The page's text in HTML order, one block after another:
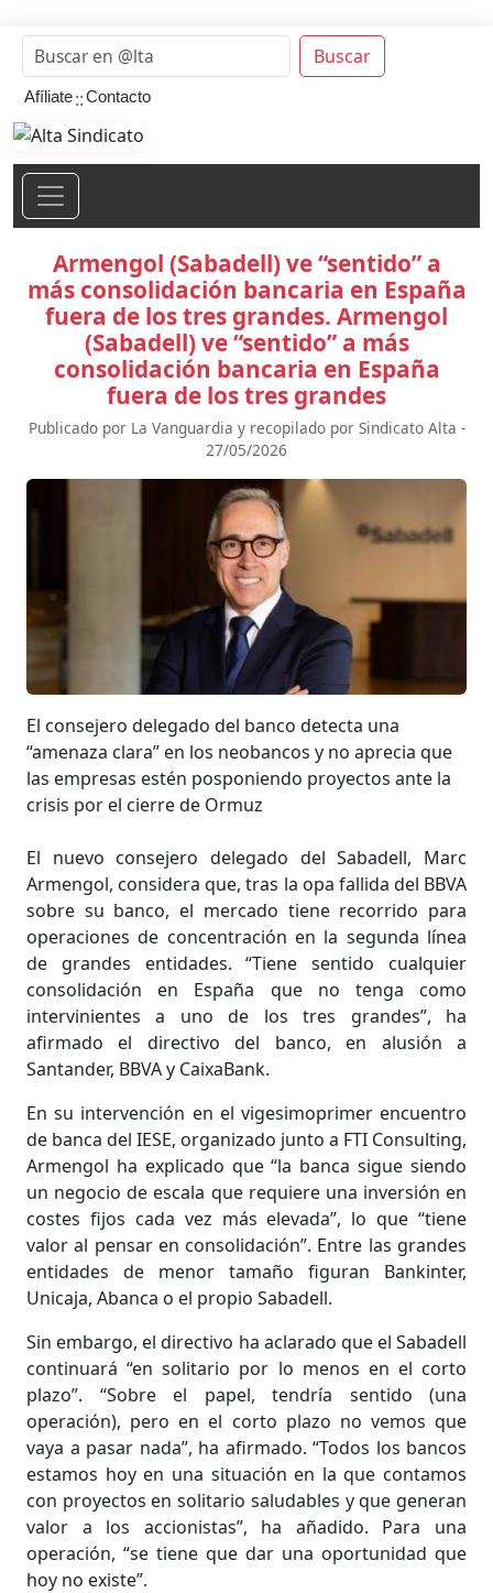
Buscar
Afíliate::Contacto
Armengol (Sabadell) ve “sentido” a
más consolidación bancaria en España
fuera de los tres grandes. Armengol
(Sabadell) ve “sentido” a más
consolidación bancaria en España
fuera de los tres grandes
Publicado por La Vanguardia y recopilado por Sindicato Alta -
27/05/2026
El consejero delegado del banco detecta una
“amenaza clara” en los neobancos y no aprecia que
las empresas estén posponiendo proyectos ante la
crisis por el cierre de Ormuz
El nuevo consejero delegado del Sabadell, Marc
Armengol, considera que, tras la opa fallida del BBVA
sobre su banco, el mercado tiene recorrido para
operaciones de concentración en la segunda línea
de grandes entidades. “Tiene sentido cualquier
consolidación en España que no tenga como
intervinientes a uno de los tres grandes”, ha
afirmado el directivo del banco, en alusión a
Santander, BBVA y CaixaBank.
En su intervención en el vigesimoprimer encuentro
de banca del IESE, organizado junto a FTI Consulting,
Armengol ha explicado que “la banca sigue siendo
un negocio de escala que requiere una inversión en
costes fijos cada vez más elevada”, lo que “tiene
valor al pensar en consolidación”. Entre las grandes
entidades de menor tamaño figuran Bankinter,
Unicaja, Abanca o el propio Sabadell.
Sin embargo, el directivo ha aclarado que el Sabadell
continuará “en solitario por lo menos en el corto
plazo”. “Sobre el papel, tendría sentido (una
operación), pero en el corto plazo no vemos que
vaya a pasar nada”, ha afirmado. “Todos los bancos
estamos hoy en una situación en la que contamos
con proyectos en solitario saludables y que generan
valor a los accionistas”, ha añadido. Para una
operación, “se tiene que dar una oportunidad que
hoy no existe”.